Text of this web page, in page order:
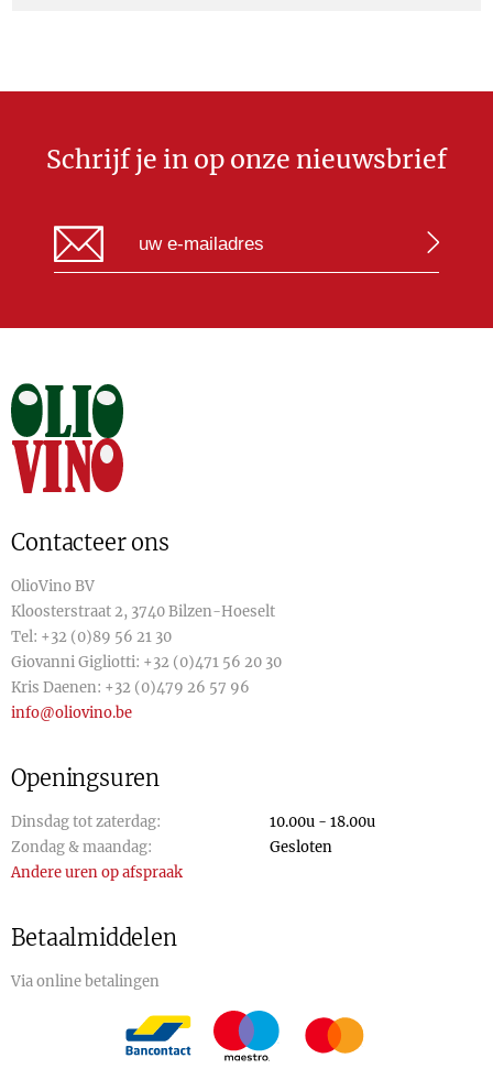
Schrijf je in op onze nieuwsbrief
Contacteer ons
OlioVino BV
Kloosterstraat 2, 3740 Bilzen-Hoeselt
Tel: +32 (0)89 56 21 30
Giovanni Gigliotti: +32 (0)471 56 20 30
Kris Daenen: +32 (0)479 26 57 96
info@oliovino.be
Openingsuren
Dinsdag tot zaterdag:
10.00u - 18.00u
Zondag & maandag:
Gesloten
Andere uren op afspraak
Betaalmiddelen
Via online betalingen